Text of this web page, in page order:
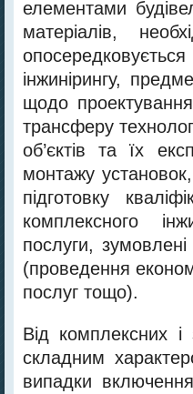
елементами
матеріалів,
інжинірингу,
щодо проектування
трансферу
об’єктів та їх
монтажу
підготовку
комплексного
послуги,
(проведення
послуг тощо).
Від комплексних
складним
випадки включення